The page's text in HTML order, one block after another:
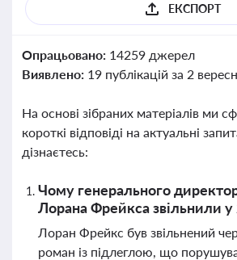
ЕКСПОРТ
Опрацьовано: 14259 джерел
Виявлено: 19 публікацій за 2
На основі зібраних матеріалів ми
короткі відповіді на актуальні
дізнаєтесь:
Чому генерального
Лорана Фрейкса звільнили у
Лоран Фрейкс був звільнений
роман із підлеглою, що